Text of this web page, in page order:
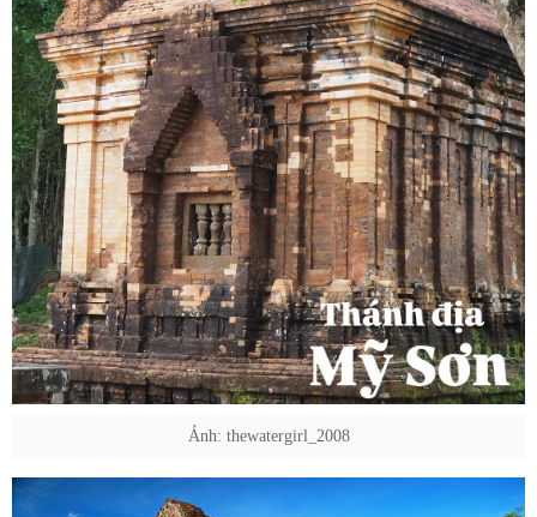
Ảnh: thewatergirl_2008